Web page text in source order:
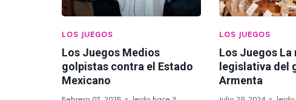
LOS JUEGOS
Los Juegos Medios
golpistas contra el Estado
Mexicano
LOS JUEGOS
Los Juegos La
legislativa del
Armenta